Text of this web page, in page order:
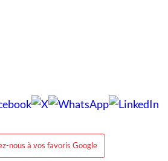
nous à vos favoris Google